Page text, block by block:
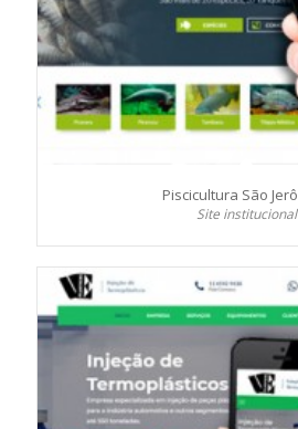
Piscicultura São
Site institucional